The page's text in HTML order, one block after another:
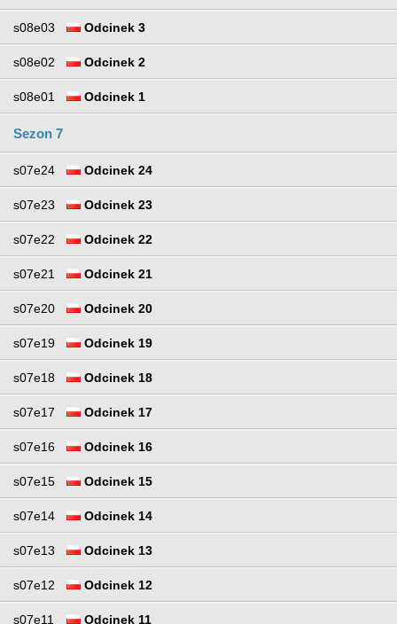
s08e03 Odcinek 3
s08e02 Odcinek 2
s08e01 Odcinek 1
Sezon 7
s07e24 Odcinek 24
s07e23 Odcinek 23
s07e22 Odcinek 22
s07e21 Odcinek 21
s07e20 Odcinek 20
s07e19 Odcinek 19
s07e18 Odcinek 18
s07e17 Odcinek 17
s07e16 Odcinek 16
s07e15 Odcinek 15
s07e14 Odcinek 14
s07e13 Odcinek 13
s07e12 Odcinek 12
s07e11 Odcinek 11